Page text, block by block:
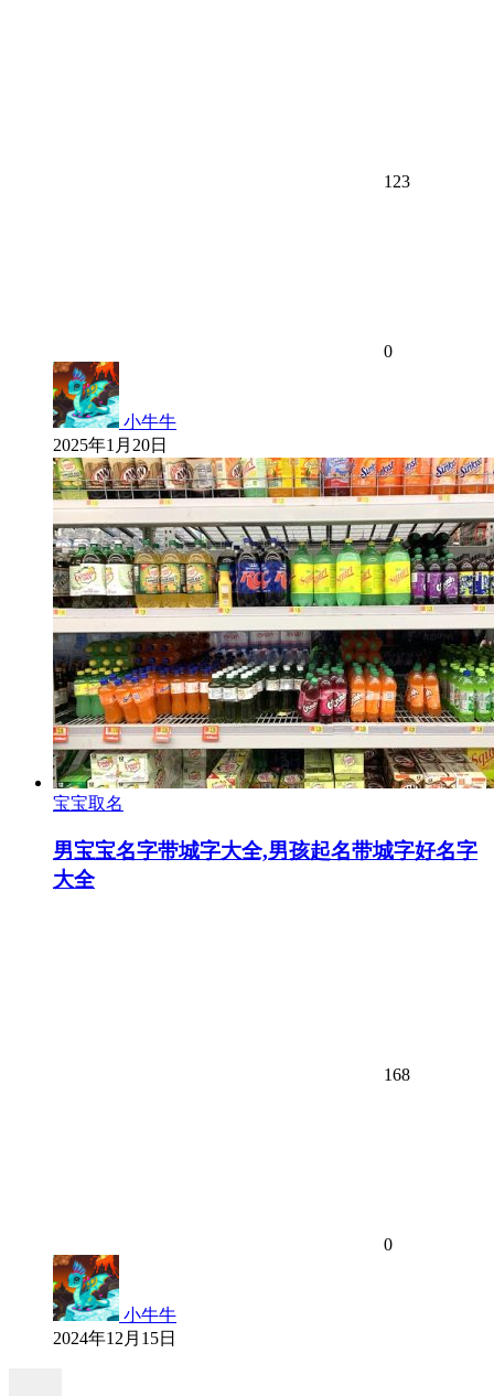
123
0
小牛牛
2025年1月20日
宝宝取名
男宝宝名字带城字大全,男孩起名带城字好名字
大全
168
0
小牛牛
2024年12月15日